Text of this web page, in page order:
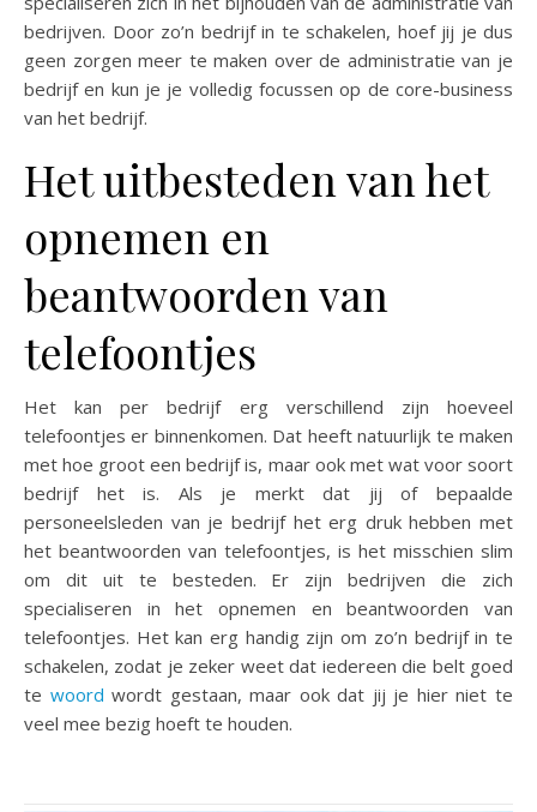
bedrijven. Door zo’n bedrijf in te schakelen, hoef jij je dus
geen zorgen meer te maken over de administratie van je
bedrijf en kun je je volledig focussen op de core-business
van het bedrijf.
Het uitbesteden van het
opnemen en
beantwoorden van
telefoontjes
Het kan per bedrijf erg verschillend zijn hoeveel
telefoontjes er binnenkomen. Dat heeft natuurlijk te maken
met hoe groot een bedrijf is, maar ook met wat voor soort
bedrijf het is. Als je merkt dat jij of bepaalde
personeelsleden van je bedrijf het erg druk hebben met
het beantwoorden van telefoontjes, is het misschien slim
om dit uit te besteden. Er zijn bedrijven die zich
specialiseren in het opnemen en beantwoorden van
telefoontjes. Het kan erg handig zijn om zo’n bedrijf in te
schakelen, zodat je zeker weet dat iedereen die belt goed
te woord wordt gestaan, maar ook dat jij je hier niet te
veel mee bezig hoeft te houden.